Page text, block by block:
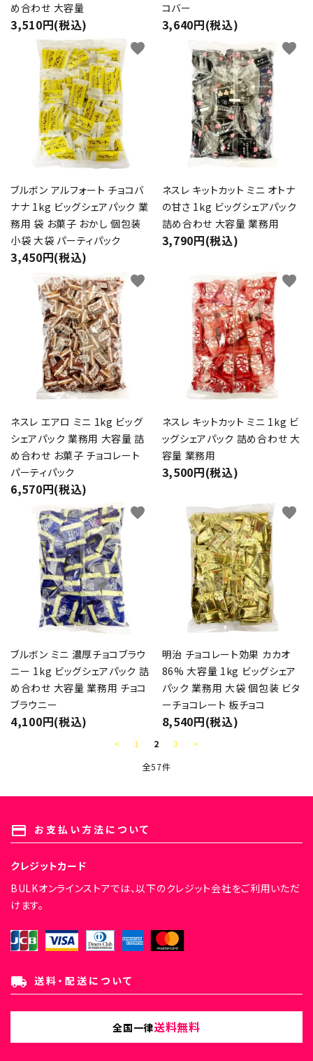
め合わせ 大容量
3,510円(税込)
コバー
3,640円(税込)
ブルボン アルフォート チョコバ
ナナ 1kg ビッグシェアパック 業
務用 袋 お菓子 おかし 個包装
小袋 大袋 パーティパック
3,450円(税込)
favorite
ネスレ キットカット ミニ オトナ
の甘さ 1kg ビッグシェアパック
詰め合わせ 大容量 業務用
3,790円(税込)
favorite
ネスレ エアロ ミニ 1kg ビッグ
シェアパック 業務用 大容量 詰
め合わせ お菓子 チョコレート
パーティパック
6,570円(税込)
favorite
ネスレ キットカット ミニ 1kg ビ
ッグシェアパック 詰め合わせ 大
容量 業務用
3,500円(税込)
favorite
ブルボン ミニ 濃厚チョコブラウ
ニー 1kg ビッグシェアパック 詰
め合わせ 大容量 業務用 チョコ
ブラウニー
4,100円(税込)
favorite
明治 チョコレート効果 カカオ
86% 大容量 1kg ビッグシェア
パック 業務用 大袋 個包装 ビタ
ーチョコレート 板チョコ
8,540円(税込)
favorite
< 1 2 3
>
全57件
キーワード
カテゴリー
payment お支払い方法について
クレジットカード
BULKオンラインストアでは、以下のクレジット会社をご利用いただ
けます。
local_shipping 送料・配送について
全国一律送料無料